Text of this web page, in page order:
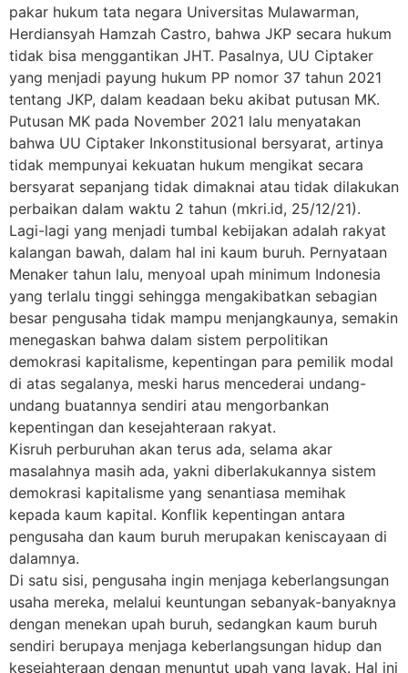
pakar hukum tata negara Universitas Mulawarman,
Herdiansyah Hamzah Castro, bahwa JKP secara hukum
tidak bisa menggantikan JHT. Pasalnya, UU Ciptaker
yang menjadi payung hukum PP nomor 37 tahun 2021
tentang JKP, dalam keadaan beku akibat putusan MK.
Putusan MK pada November 2021 lalu menyatakan
bahwa UU Ciptaker Inkonstitusional bersyarat, artinya
tidak mempunyai kekuatan hukum mengikat secara
bersyarat sepanjang tidak dimaknai atau tidak dilakukan
perbaikan dalam waktu 2 tahun (mkri.id, 25/12/21).
Lagi-lagi yang menjadi tumbal kebijakan adalah rakyat
kalangan bawah, dalam hal ini kaum buruh. Pernyataan
Menaker tahun lalu, menyoal upah minimum Indonesia
yang terlalu tinggi sehingga mengakibatkan sebagian
besar pengusaha tidak mampu menjangkaunya, semakin
menegaskan bahwa dalam sistem perpolitikan
demokrasi kapitalisme, kepentingan para pemilik modal
di atas segalanya, meski harus mencederai undang-
undang buatannya sendiri atau mengorbankan
kepentingan dan kesejahteraan rakyat.
Kisruh perburuhan akan terus ada, selama akar
masalahnya masih ada, yakni diberlakukannya sistem
demokrasi kapitalisme yang senantiasa memihak
kepada kaum kapital. Konflik kepentingan antara
pengusaha dan kaum buruh merupakan keniscayaan di
dalamnya.
Di satu sisi, pengusaha ingin menjaga keberlangsungan
usaha mereka, melalui keuntungan sebanyak-banyaknya
dengan menekan upah buruh, sedangkan kaum buruh
sendiri berupaya menjaga keberlangsungan hidup dan
kesejahteraan dengan menuntut upah yang layak. Hal ini